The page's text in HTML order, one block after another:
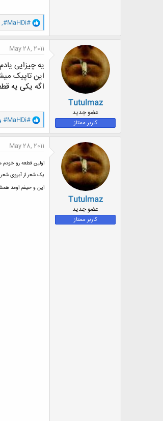
و
ا
ک
ن
ش
ه
ا
:
#MaHDi#
,
Tutulmaz
عضو جدید
کاربر ممتاز
May 28, 2011
یه چیزایی
این تاپیک
اگه یکی یه
و
ا
ک
ش
ه
ا
:
#MaHDi#
Tutulmaz
عضو جدید
کاربر ممتاز
May 28, 2011
اولین قطعه رو
یک شعر از آبروی
این و حیفم اومد